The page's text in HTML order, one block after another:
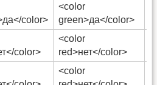
color>
<color
green>да</color>
color>
<color
red>нет</color>
<color